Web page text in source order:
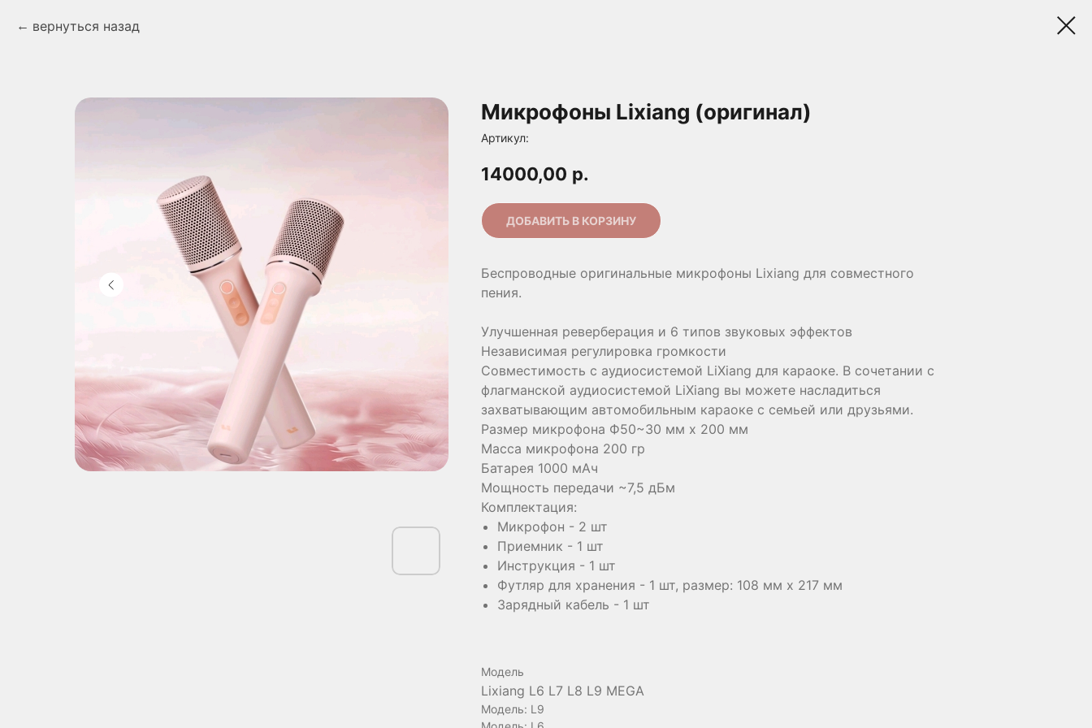
вернуться назад
Микрофоны Lixiang (оригинал)
Артикул:
14000,00 р.
ДОБАВИТЬ В КОРЗИНУ
Беспроводные оригинальные микрофоны Lixiang для совместного
пения.
Улучшенная реверберация и 6 типов звуковых эффектов
Независимая регулировка громкости
Совместимость с аудиосистемой LiXiang для караоке. В сочетании с
флагманской аудиосистемой LiXiang вы можете насладиться
захватывающим автомобильным караоке с семьей или друзьями.
Размер микрофона Ф50~30 мм х 200 мм
Масса микрофона 200 гр
Батарея 1000 мАч
Мощность передачи ~7,5 дБм
Комплектация:
Микрофон - 2 шт
Приемник - 1 шт
Инструкция - 1 шт
Футляр для хранения - 1 шт, размер: 108 мм х 217 мм
Зарядный кабель - 1 шт
Модель
Lixiang L6 L7 L8 L9 MEGA
Модель: L9